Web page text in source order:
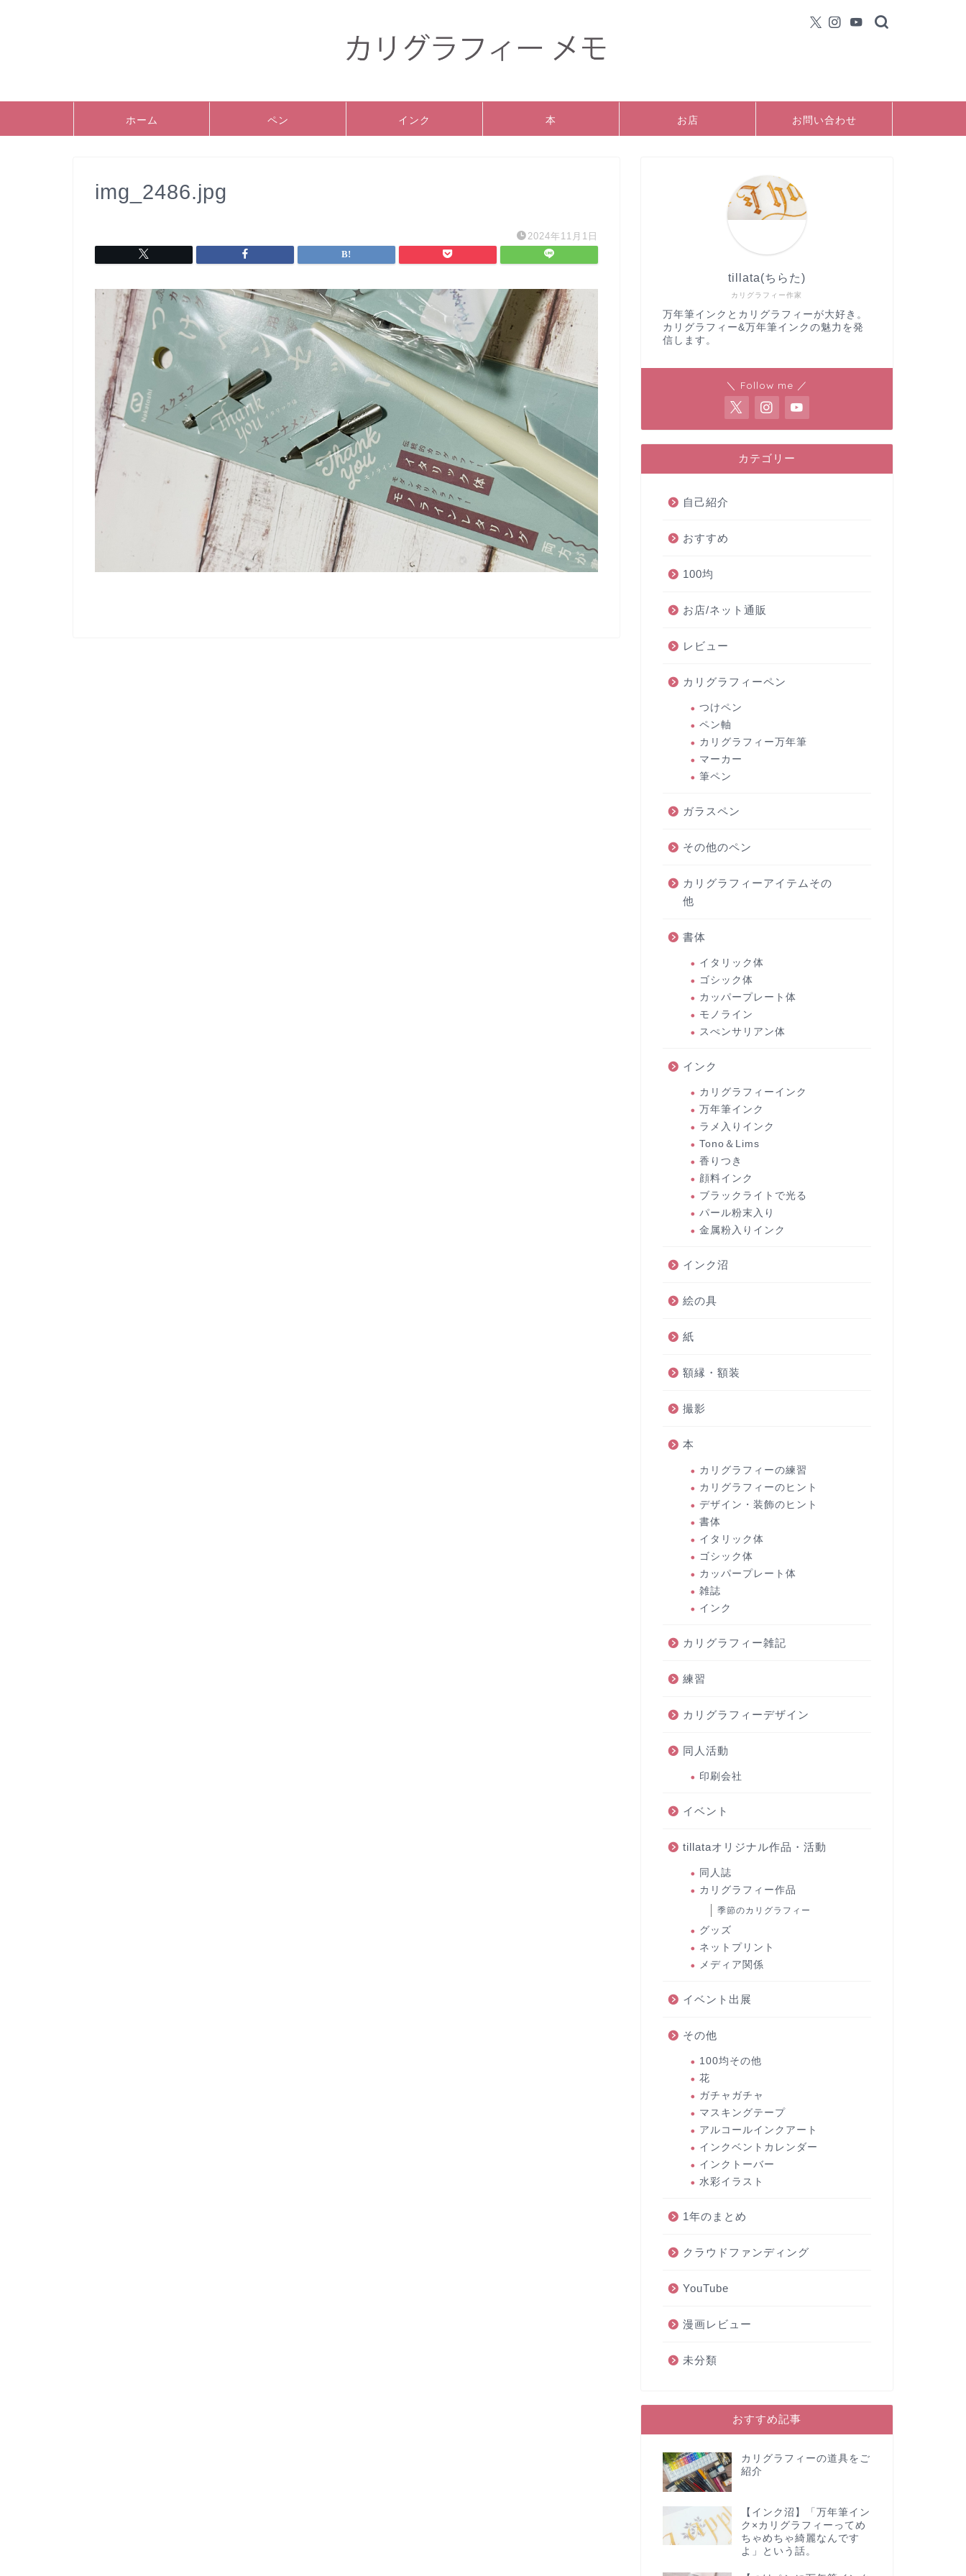
ホーム ペン インク 本 お店 お問い合わせ
img_2486.jpg
2024年11月1日
カリグラフィー作家
tillata(ちらた)
万年筆インクとカリグラフィーが大好き。
カリグラフィー&万年筆インクの魅力を発
信します。
＼ Follow me ／
カテゴリー
自己紹介
おすすめ
100均
お店/ネット通販
レビュー
カリグラフィーペン
つけペン
ペン軸
カリグラフィー万年筆
マーカー
筆ペン
ガラスペン
その他のペン
カリグラフィーアイテムその
他
書体
イタリック体
ゴシック体
カッパープレート体
モノライン
スぺンサリアン体
インク
カリグラフィーインク
万年筆インク
ラメ入りインク
Tono＆Lims
香りつき
顔料インク
ブラックライトで光る
パール粉末入り
金属粉入りインク
インク沼
絵の具
紙
額縁・額装
撮影
本
カリグラフィーの練習
カリグラフィーのヒント
デザイン・装飾のヒント
書体
イタリック体
ゴシック体
カッパープレート体
雑誌
インク
カリグラフィー雑記
練習
カリグラフィーデザイン
同人活動
印刷会社
イベント
tillataオリジナル作品・活動
同人誌
カリグラフィー作品
季節のカリグラフィー
グッズ
ネットプリント
メディア関係
イベント出展
その他
100均その他
花
ガチャガチャ
マスキングテープ
アルコールインクアート
インクベントカレンダー
インクトーバー
水彩イラスト
1年のまとめ
クラウドファンディング
YouTube
漫画レビュー
未分類
おすすめ記事
カリグラフィーの道具をご
紹介
【インク沼】「万年筆イン
ク×カリグラフィーってめ
ちゃめちゃ綺麗なんです
よ」という話。